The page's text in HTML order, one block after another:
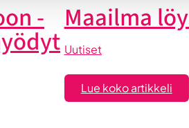
- Maailma
Uutiset
Lue koko artikkeli: